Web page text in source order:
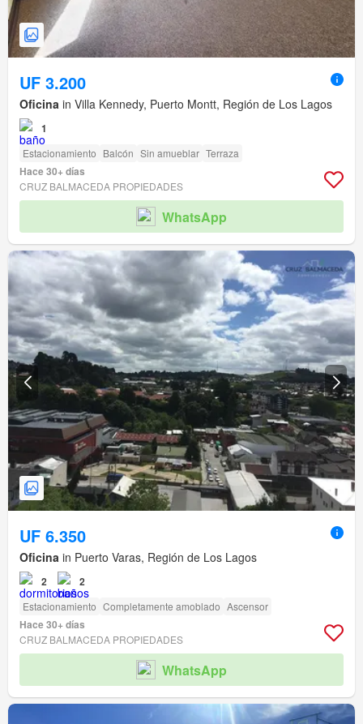
UF 3.200
Oficina in Villa Kennedy, Puerto Montt, Región de Los Lagos
1
Estacionamiento Balcón Sin amueblar Terraza
Hace 30+ días
CRUZ BALMACEDA PROPIEDADES
WhatsApp
UF 6.350
Oficina in Puerto Varas, Región de Los Lagos
2 2
Estacionamiento Completamente amoblado Ascensor
Hace 30+ días
CRUZ BALMACEDA PROPIEDADES
WhatsApp